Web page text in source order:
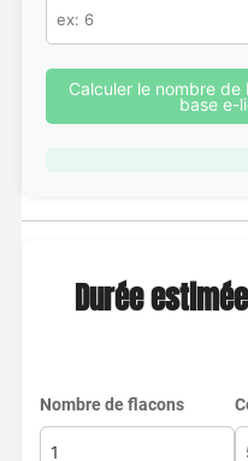
Calculer le nombre
base e-
Durée
Nombre de flacons